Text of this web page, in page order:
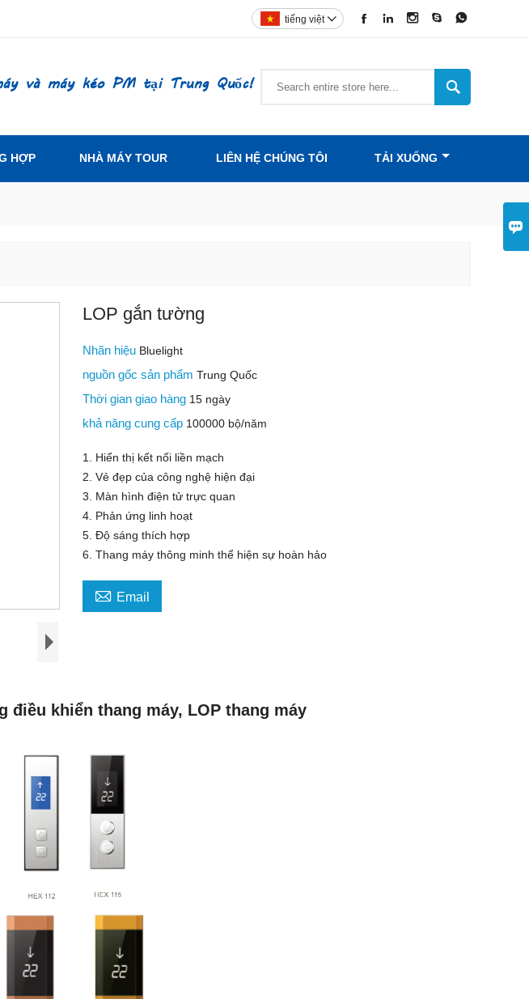

    
tiếng việt 
và máy kéo PM tại Trung Quốc! 
HỢP NHÀ MÁY TOUR LIÊN HỆ CHÚNG TÔI TẢI XUỐNG
LOP gắn tường
Nhãn hiệu Bluelight
nguồn gốc sản phẩmTrung Quốc
Thời gian giao hàng 15 ngày
khả năng cung cấp 100000 bộ/năm
1. Hiển thị kết nối liền mạch
2. Vẻ đẹp của công nghệ hiện đại
3. Màn hình điện tử trực quan
4. Phản ứng linh hoạt
5. Độ sáng thích hợp
6. Thang máy thông minh thể hiện sự hoàn hảo
 Email
điều khiển thang máy, LOP thang máy